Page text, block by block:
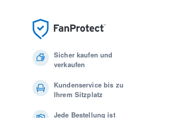
Sicher kaufen und
verkaufen
Kundenservice bis zu
Ihrem Sitzplatz
Jede Bestellung ist